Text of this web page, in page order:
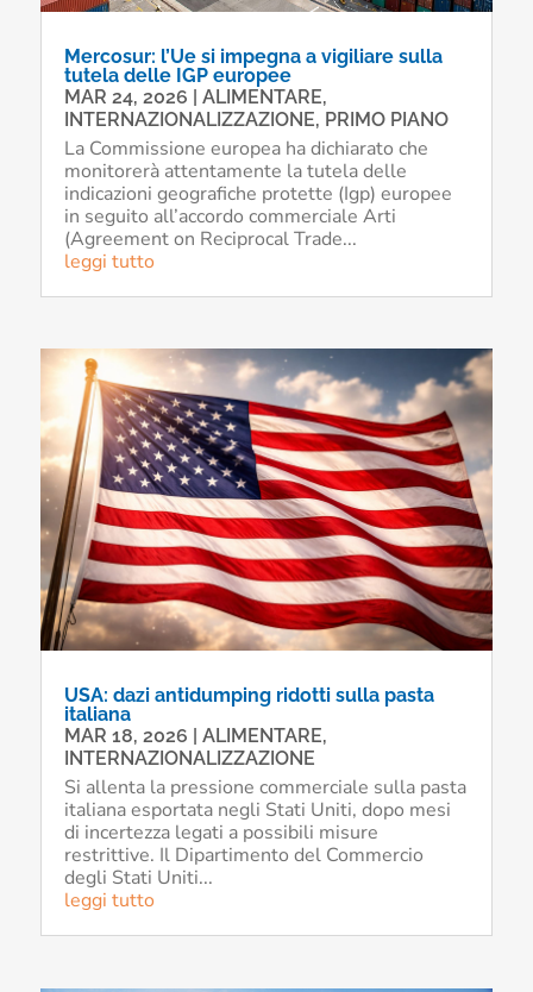
Mercosur: l’Ue si impegna a vigiliare sulla
tutela delle IGP europee
MAR 24, 2026 | ALIMENTARE,
INTERNAZIONALIZZAZIONE, PRIMO PIANO
La Commissione europea ha dichiarato che
monitorerà attentamente la tutela delle
indicazioni geografiche protette (Igp) europee
in seguito all’accordo commerciale Arti
(Agreement on Reciprocal Trade...
leggi tutto
USA: dazi antidumping ridotti sulla pasta
italiana
MAR 18, 2026
ALIMENTARE,
INTERNAZIONALIZZAZIONE
Si allenta la pressione commerciale sulla pasta
italiana esportata negli Stati Uniti, dopo mesi
di incertezza legati a possibili misure
restrittive. Il Dipartimento del Commercio
degli Stati Uniti...
leggi tutto